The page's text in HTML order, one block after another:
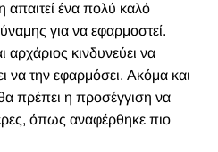
ένα πολύ καλό
για να εφαρμοστεί.
αρχάριος κινδυνεύει να
να την εφαρμόσει. Ακόμα και
πρέπει η προσέγγιση να
όπως αναφέρθηκε πιο